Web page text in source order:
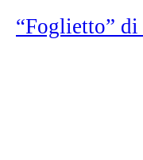
“Foglietto”